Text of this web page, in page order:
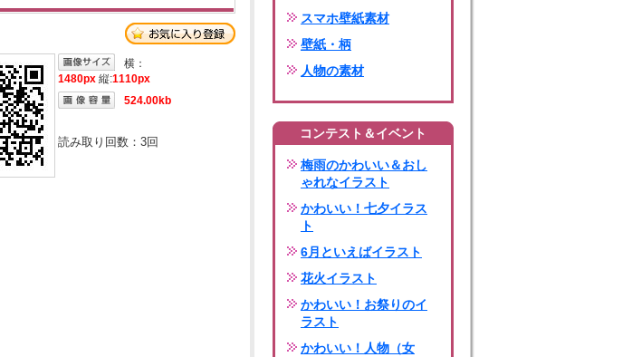
横：
1480px 縦:1110px
524.00kb
読み取り回数： 3回
スマホ壁紙素材
壁紙・柄
人物の素材
コンテスト＆イベント
梅雨のかわいい＆おし
ゃれなイラスト
かわいい！七夕イラス
ト
6月といえばイラスト
花火イラスト
かわいい！お祭りのイ
ラスト
かわいい！人物（女